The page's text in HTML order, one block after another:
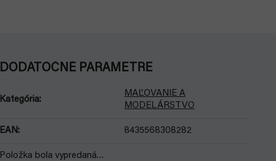
DODATOČNÉ PARAMETRE
Kategória:
MAĽOVANIE A
MODELÁRSTVO
EAN: 8435568308282
Položka bola vypredaná…